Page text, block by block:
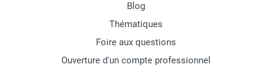
Blog
Thématiques
Foire aux questions
Ouverture d'un compte professionnel